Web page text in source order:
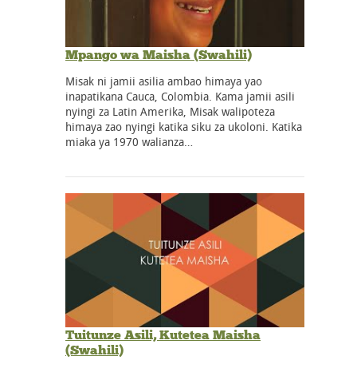
Mpango wa Maisha (Swahili)
Misak ni jamii asilia ambao himaya yao
inapatikana Cauca, Colombia. Kama jamii asili
nyingi za Latin Amerika, Misak walipoteza
himaya zao nyingi katika siku za ukoloni. Katika
miaka ya 1970 walianza…
Tuitunze Asili, Kutetea Maisha
(Swahili)